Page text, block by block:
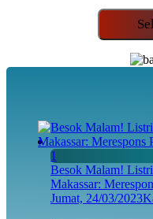
1
Besok Malam!
Makassar:
Jumat, 24/03/2023